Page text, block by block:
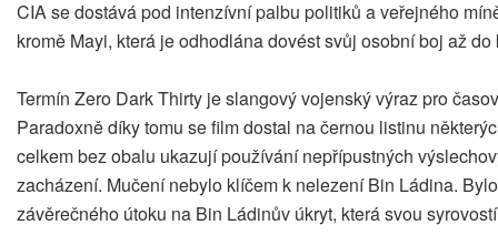
CIA se dostává pod intenzívní palbu politiků a veřejného
kromě Mayi, která je odhodlána dovést svůj osobní boj až do
Termín Zero Dark Thirty je slangový vojenský výraz pro
Paradoxně díky tomu se film dostal na černou listinu
celkem bez obalu ukazují používání nepřípustných
zacházení. Mučení nebylo klíčem k nelezení Bin Ládina.
závěrečného útoku na Bin Ládinův úkryt, která svou